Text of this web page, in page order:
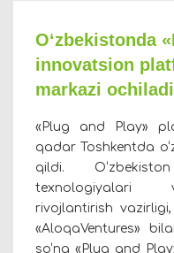
O‘zbekistonda
innovatsion
markazi ochiladi
«Plug and Play»
qadar Toshkentda
qildi.
texnologiyalari
rivojlantirish
«AloqaVentures»
so‘ng «Plug and